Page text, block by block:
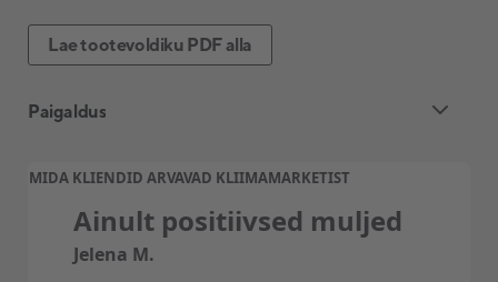
Lae tootevoldiku PDF alla
Paigaldus
Õhk-vesi-soojuspumba standardpaigaldus
Sise- ja välisosa vaheline torustik kuni – 7 jm.
MIDA KLIENDID ARVAVAD KLIIMAMARKETIST
Ainult positiivsed muljed
Jelena M.